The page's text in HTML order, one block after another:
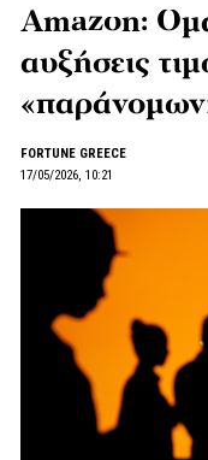
Amazon:
αυξήσεις
FORTUNE GREECE
17/05/2026, 10:21